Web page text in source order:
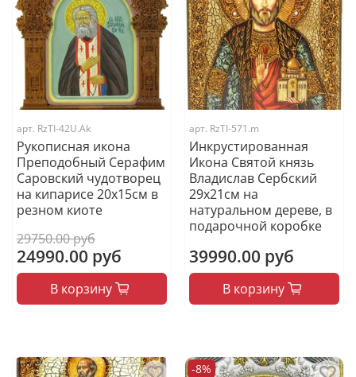
арт. RzTI-42U.Ak
Рукописная икона
Преподобный Серафим
Саровский чудотворец
на кипарисе 20х15см в
резном киоте
29750.00 руб
24990.00 руб
В корзину
арт. RzTI-571.m
Инкрустированная
Икона Святой князь
Владислав Сербский
29х21см на
натуральном дереве, в
подарочной коробке
39990.00 руб
В корзину
-8%